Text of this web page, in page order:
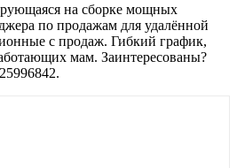
на сборке мощных
по продажам для удалённой
с продаж. Гибкий график,
мам. Заинтересованы?